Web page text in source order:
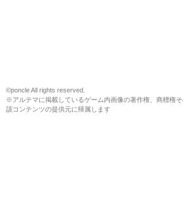
©poncle All rights reserved.
※アルテマに掲載しているゲーム内画像の著作権、商標権
該コンテンツの提供元に帰属します